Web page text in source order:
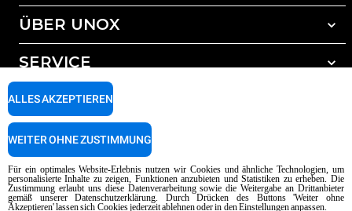
Gesamtes Zubehör
Wasseraufbereitung mit Kunstharzfiltern
Wasseraufbereitung durch Umkehrosmose
ÜBER UNOX
Unsere Standorte weltweit
SERVICE
Unox garantie
Händler Suche
Copyright 2026 UNOX SpA Alle Rechte vorbehalten. Reg. Imp. Padova n °
04230750285 - REA Padova 372835 - Kap. Soc. 5.000.000 € iv - P.IVA / CF
04230750285 - IT WEEE Reg. No. IT08020000000377
Für ein optimales Website-Erlebnis nutzen wir Cookies und ähnliche Technologien, um
personalisierte Inhalte zu zeigen, Funktionen anzubieten und Statistiken zu erheben. Die
Zustimmung erlaubt uns diese Datenverarbeitung sowie die Weitergabe an Drittanbieter
gemäß unserer Datenschutzerklärung. Durch Drücken des Buttons 'Weiter ohne
Akzeptieren' lassen sich Cookies jederzeit ablehnen oder in den Einstellungen anpassen.
ALLES AKZEPTIEREN
WEITER OHNE ZUSTIMMUNG